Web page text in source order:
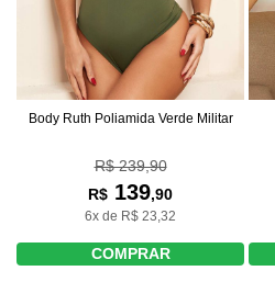
Body Ruth Poliamida Verde Militar
R$ 239,90
R$ 139,90
6x de R$ 23,32
COMPRAR